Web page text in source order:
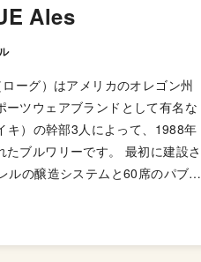
Ales
ーグ）はアメリカのオレゴン州
ーツウェアブランドとして有名な
キ）の幹部3人によって、1988年
たブルワリーです。 最初に建設さ
ルの醸造システムと60席のパブを